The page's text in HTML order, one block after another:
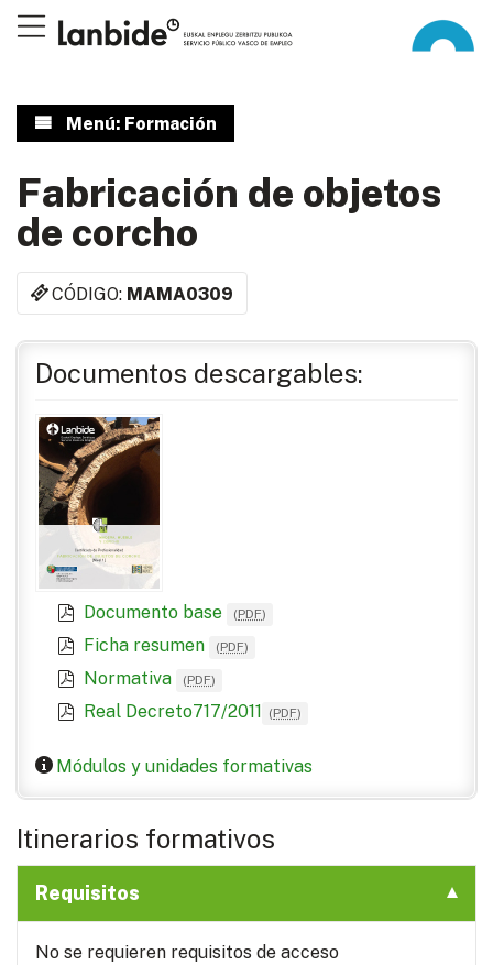
Menú: Formación
Fabricación de objetos
de corcho
CÓDIGO: MAMA0309
Documentos descargables:
Documento base (PDF)
Ficha resumen (PDF)
Normativa (PDF)
Real Decreto717/2011 (PDF)
Módulos y unidades formativas
Itinerarios formativos
Requisitos
No se requieren requisitos de acceso